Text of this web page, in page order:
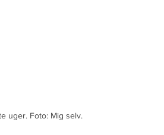
uger. Foto: Mig selv.